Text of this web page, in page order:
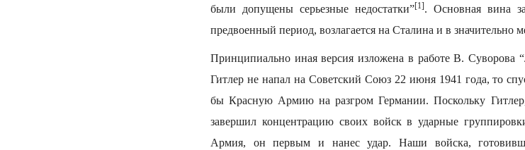
были допущены серьезные недостатки”[1]. Основная вина
предвоенный период, возлагается на Сталина и в
Принципиально иная версия изложена в работе В. Суворова
Гитлер не напал на Советский Союз 22 июня 1941 года, то
бы Красную Армию на разгром Германии. Поскольку
завершил концентрацию своих войск в ударные
Армия, он первым и нанес удар. Наши войска,